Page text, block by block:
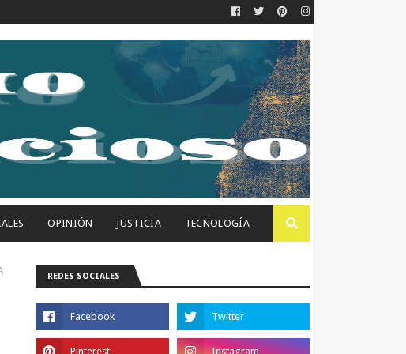
OPINIÓN JUSTICIA TECNOLOGÍA
REDES SOCIALES